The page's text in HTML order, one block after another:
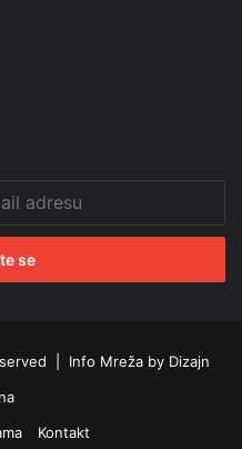
| Info Mreža by Dizajn
Kontakt